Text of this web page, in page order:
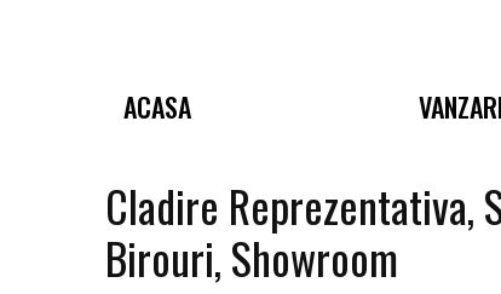
ACASA VANZARI
Cladire Reprezentativa,
Birouri, Showroom